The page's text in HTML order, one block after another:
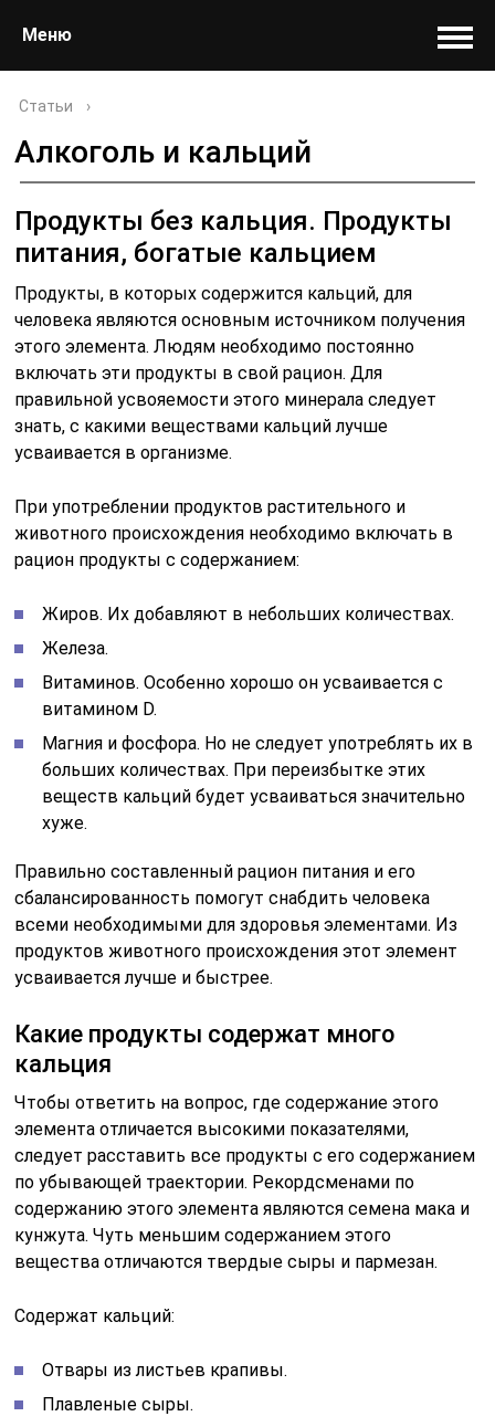
Меню
Статьи ›
Алкоголь и кальций
Продукты без кальция. Продукты
питания, богатые кальцием
Продукты, в которых содержится кальций, для
человека являются основным источником получения
этого элемента. Людям необходимо постоянно
включать эти продукты в свой рацион. Для
правильной усвояемости этого минерала следует
знать, с какими веществами кальций лучше
усваивается в организме.
При употреблении продуктов растительного и
животного происхождения необходимо включать в
рацион продукты с содержанием:
Жиров. Их добавляют в небольших количествах.
Железа.
Витаминов. Особенно хорошо он усваивается с
витамином D.
Магния и фосфора. Но не следует употреблять их в
больших количествах. При переизбытке этих
веществ кальций будет усваиваться значительно
хуже.
Правильно составленный рацион питания и его
сбалансированность помогут снабдить человека
всеми необходимыми для здоровья элементами. Из
продуктов животного происхождения этот элемент
усваивается лучше и быстрее.
Какие продукты содержат много
кальция
Чтобы ответить на вопрос, где содержание этого
элемента отличается высокими показателями,
следует расставить все продукты с его содержанием
по убывающей траектории. Рекордсменами по
содержанию этого элемента являются семена мака и
кунжута. Чуть меньшим содержанием этого
вещества отличаются твердые сыры и пармезан.
Содержат кальций:
Отвары из листьев крапивы.
Плавленые сыры.